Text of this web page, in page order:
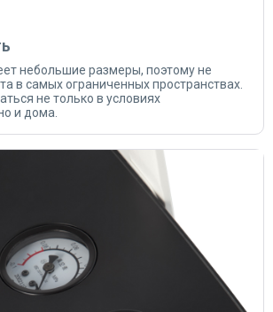
небольшие размеры, поэтому не
в самых ограниченных пространствах.
не только в условиях
и дома.